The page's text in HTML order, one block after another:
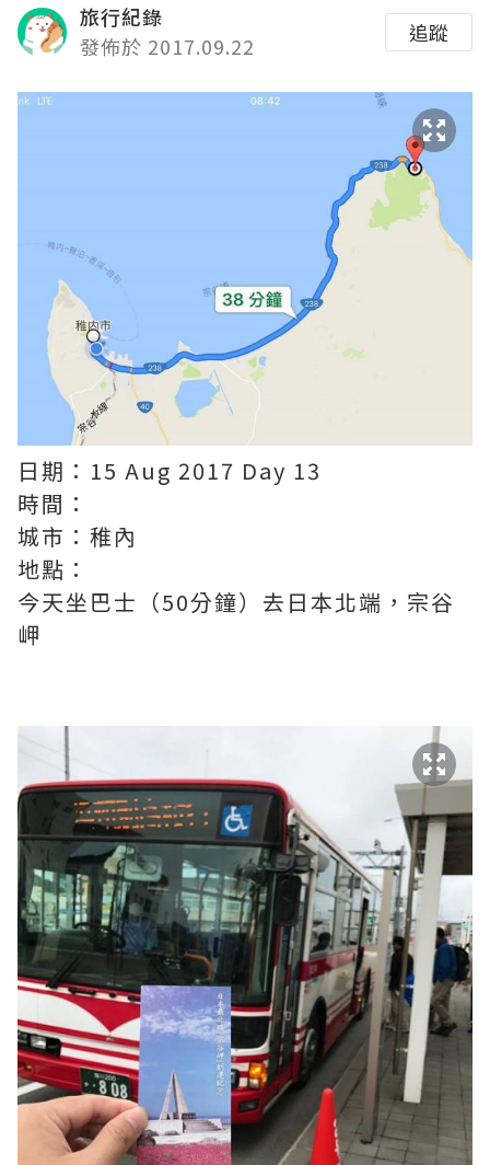
旅行紀錄
發佈於 2017.09.22
追蹤
日期：15 Aug 2017 Day 13
時間：
城市：稚內
地點：
今天坐巴士（50分鐘）去日本北端，宗谷
岬